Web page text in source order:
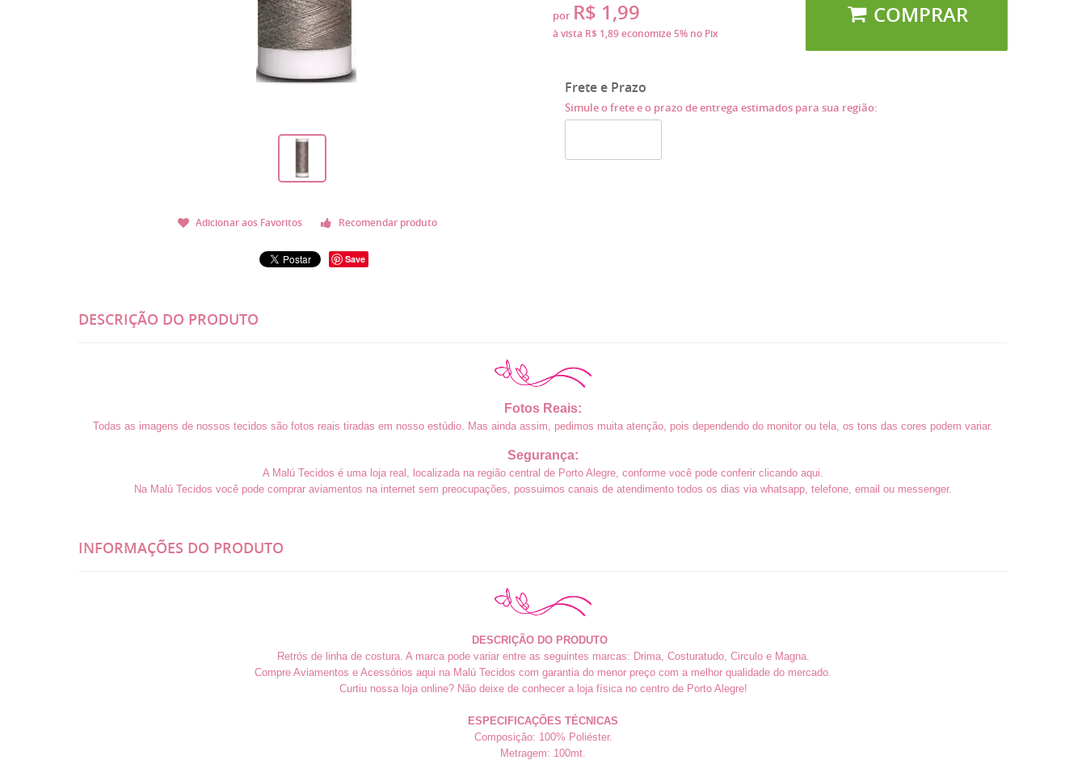
Adicionar aos Favoritos Recomendar produto
Save
por R$ 1,99
à vista R$ 1,89economize5% no Pix
COMPRAR
Frete e Prazo
Simule o frete e o prazo de entrega estimados para sua região:
DESCRIÇÃO DO PRODUTO
Fotos Reais:
Todas as imagens de nossos tecidos são fotos reais tiradas em nosso estúdio. Mas ainda assim, pedimos muita atenção, pois dependendo do monitor ou tela, os tons das cores podem variar.
Segurança:
A Malú Tecidos é uma loja real, localizada na região central de Porto Alegre, conforme você pode conferir clicando aqui
Na Malú Tecidos você pode comprar aviamentos na internet sem preocupações, possuimos canais de atendimento todos os dias via whatsapp, telefone, email ou messenger.
INFORMAÇÕES DO PRODUTO
DESCRIÇÃO DO PRODUTO
Retrós de linha de costura. A marca pode variar entre as seguintes marcas: Drima, Costuratudo, Circulo e Magna.
Compre Aviamentos e Acessórios aqui na Malú Tecidos com garantia do menor preço com a melhor qualidade do mercado.
Curtiu nossa loja online? Não deixe de conhecer a loja física no centro de Porto Alegre!
ESPECIFICAÇÕES TÉCNICAS
Composição: 100% Poliéster.
Metragem: 100mt.